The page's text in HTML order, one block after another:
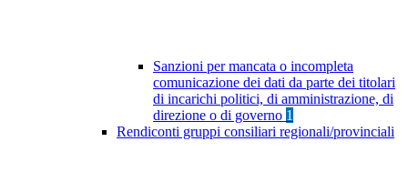
Sanzioni per mancata o incompleta
comunicazione dei dati da parte dei titolari
di incarichi politici, di amministrazione, di
direzione o di governo 1
Rendiconti gruppi consiliari regionali/provinciali